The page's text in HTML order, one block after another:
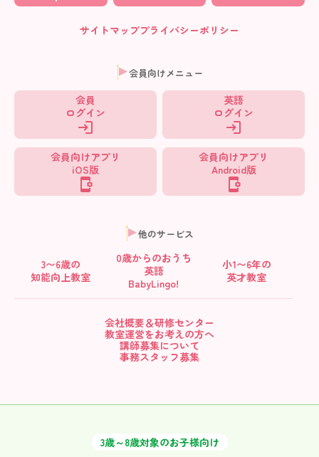
サイトマッププライバシーポリシー
会員向けメニュー
会員
ログイン
英語
ログイン
会員向けアプリ
iOS版
会員向けアプリ
Android版
他のサービス
3〜6歳の
知能向上教室
0歳からのおうち
英語
BabyLingo!
小1〜6年の
英才教室
会社概要＆研修センター
教室運営をお考えの方へ
講師募集について
事務スタッフ募集
3歳～8歳対象のお子様向け